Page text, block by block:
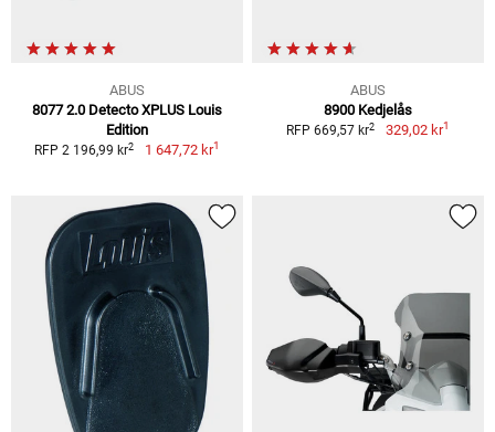
ABUS
8077 2.0 Detecto XPLUS Louis
Edition
RFP 2 196,99 kr2 1 647,72 kr1
ABUS
8900 Kedjelås
RFP 669,57 kr2 329,02 kr1